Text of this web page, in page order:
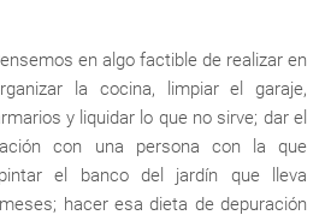
en algo factible de realizar en
la cocina, limpiar el garaje,
y liquidar lo que no sirve; dar el
con una persona con la que
el banco del jardín que lleva
hacer esa dieta de depuración